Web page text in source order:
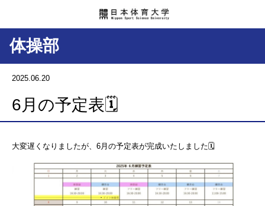
体操部
2025.06.20
6月の予定表🗓️
大変遅くなりましたが、6月の予定表が完成いたしました🗓️